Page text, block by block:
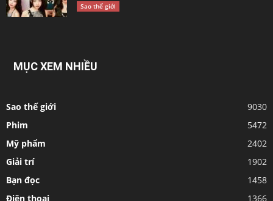
Sao thế giới
MỤC XEM NHIỀU
Sao thế giới
9030
Phim
5472
Mỹ phẩm
2402
Giải trí
1902
Bạn đọc
1458
Điện thoại
1366